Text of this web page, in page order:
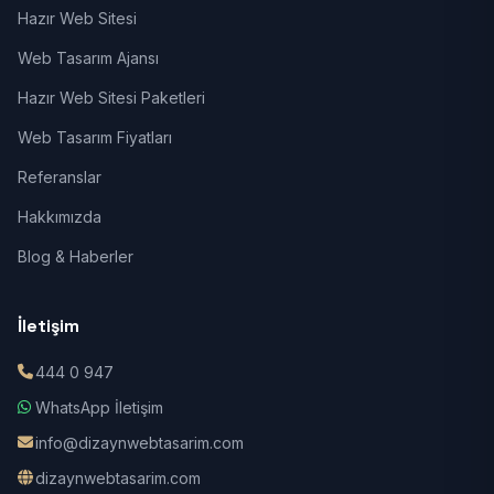
Hazır Web Sitesi
Web Tasarım Ajansı
Hazır Web Sitesi Paketleri
Web Tasarım Fiyatları
Referanslar
Hakkımızda
Blog & Haberler
İletişim
444 0 947
WhatsApp İletişim
info@dizaynwebtasarim.com
dizaynwebtasarim.com